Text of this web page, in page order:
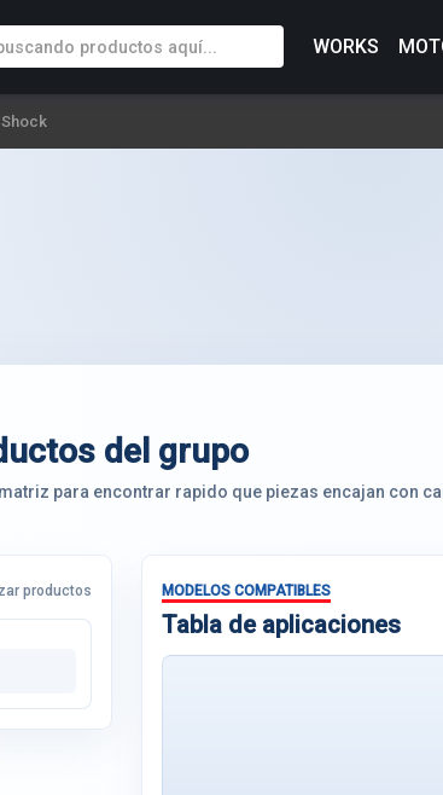
WORKS
Shock
del grupo
para encontrar rapido que piezas encajan con
productos MODELOS COMPATIBLES
Tabla de aplicaciones